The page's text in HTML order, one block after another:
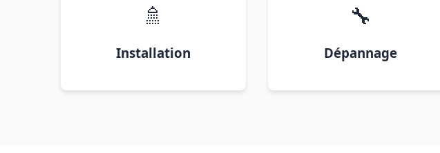
🚿
Installation
🔧
Dépannage